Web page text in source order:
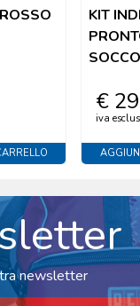
KIT
€
iva
newsletter